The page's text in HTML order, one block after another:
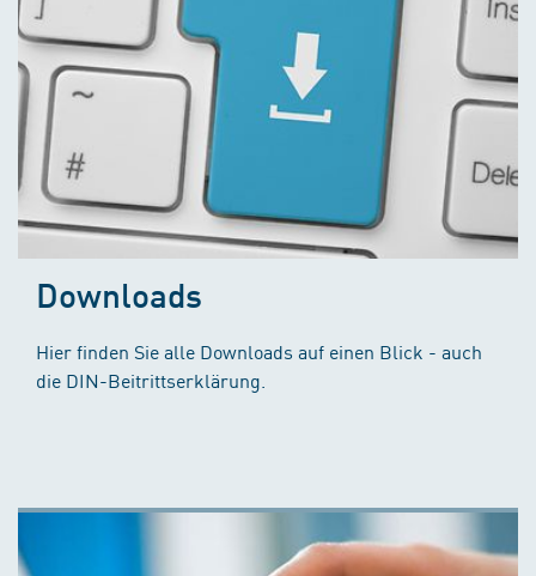
Downloads
Hier finden Sie alle Downloads auf einen Blick - auch
die DIN-Beitrittserklärung.